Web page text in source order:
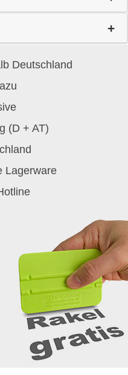
Deutschland
(D + AT)
Lagerware